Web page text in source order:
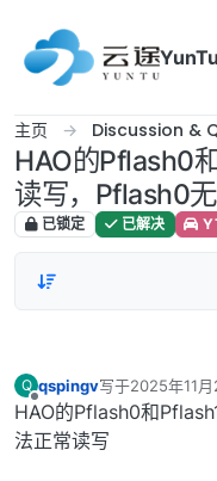
主页 Discussion &
HAO的Pflash0
读写，Pflash0
已锁定 已解决
Q
离线
qspingv写于2025年11
最后由 编辑
HAO的Pflash0和
法正常读写